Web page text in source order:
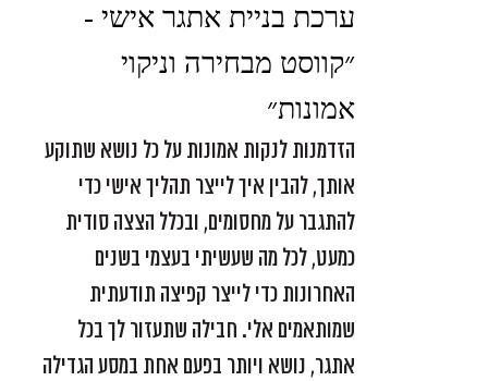
ערכת בניית אתגר אישי -
״קווסט מבחירה וניקוי
אמונות״
הזדמנות לנקות אמונות על כל נושא שתוקע
אותך, להבין איך לייצר תהליך אישי כדי
להתגבר על מחסומים, ובכלל הצצה סודית
כמעט, לכל מה שעשיתי בעצמי בשנים
האחרונות כדי לייצר קפיצה תודעתית
שמותאמים אלי. חבילה שתעזור לך בכל
אתגר, נושא ויותר בפעם אחת במסע הגדילה